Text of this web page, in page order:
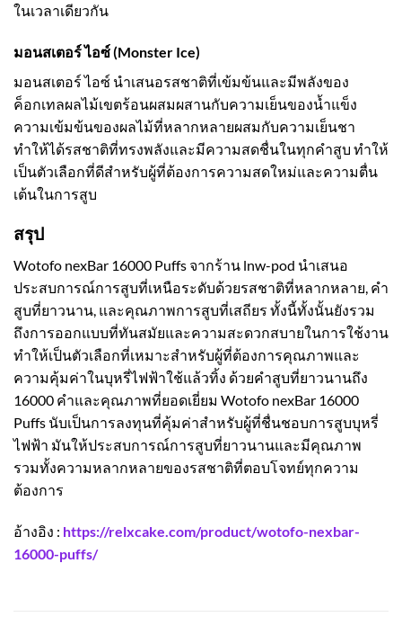
ในเวลาเดียวกัน
มอนสเตอร์ ไอซ์ (Monster Ice)
มอนสเตอร์ ไอซ์ นำเสนอรสชาติที่เข้มข้นและมีพลังของ
ค็อกเทลผลไม้เขตร้อนผสมผสานกับความเย็นของน้ำแข็ง
ความเข้มข้นของผลไม้ที่หลากหลายผสมกับความเย็นชา
ทำให้ได้รสชาติที่ทรงพลังและมีความสดชื่นในทุกคำสูบ ทำให้
เป็นตัวเลือกที่ดีสำหรับผู้ที่ต้องการความสดใหม่และความตื่น
เต้นในการสูบ
สรุป
Wotofo nexBar 16000 Puffs จากร้าน lnw-pod นำเสนอ
ประสบการณ์การสูบที่เหนือระดับด้วยรสชาติที่หลากหลาย, คำ
สูบที่ยาวนาน, และคุณภาพการสูบที่เสถียร ทั้งนี้ทั้งนั้นยังรวม
ถึงการออกแบบที่ทันสมัยและความสะดวกสบายในการใช้งาน
ทำให้เป็นตัวเลือกที่เหมาะสำหรับผู้ที่ต้องการคุณภาพและ
ความคุ้มค่าในบุหรี่ไฟฟ้าใช้แล้วทิ้ง ด้วยคำสูบที่ยาวนานถึง
16000 คำและคุณภาพที่ยอดเยี่ยม Wotofo nexBar 16000
Puffs นับเป็นการลงทุนที่คุ้มค่าสำหรับผู้ที่ชื่นชอบการสูบบุหรี่
ไฟฟ้า มันให้ประสบการณ์การสูบที่ยาวนานและมีคุณภาพ
รวมทั้งความหลากหลายของรสชาติที่ตอบโจทย์ทุกความ
ต้องการ
อ้างอิง : https://relxcake.com/product/wotofo-nexbar-
16000-puffs/